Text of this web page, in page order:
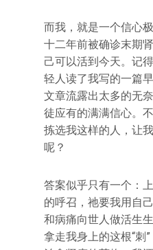
而我，就是一个信心
十二年前被确诊末期
己可以活到今天。记
轻人读了我写的一篇
文章流露出太多的无
徒应有的满满信心。
拣选我这样的人，让
呢？
答案似乎只有一个：
的呼召，祂要我用自
和病痛向世人做活生
拿走我身上的这根“刺